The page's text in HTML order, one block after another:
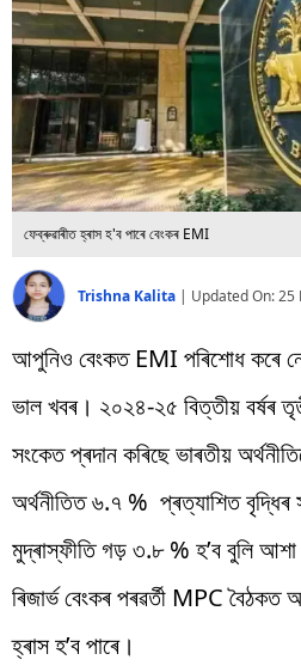
প্ৰযুক্তি
Videos
ফেব্ৰুৱাৰীত হ্ৰাস হ'ব পাৰে বেংকৰ EMI
Trishna Kalita | Updated On:25
আপুনিও বেংকত EMI পৰিশোধ কৰে
ভাল খবৰ। ২০২৪-২৫ বিত্তীয় বৰ্ষৰ
সংকেত প্ৰদান কৰিছে ভাৰতীয়
অৰ্থনীতিত ৬.৭ % প্ৰত্যাশিত
মুদ্ৰাস্ফীতি গড় ৩.৮ % হ’ব বুলি
ৰিজাৰ্ভ বেংকৰ পৰৱৰ্তী MPC
হ্ৰাস হ’ব পাৰে।